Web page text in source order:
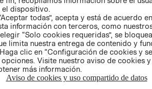
dispositivo.
todas”, acepta y está de acuerdo
información con terceros, como
“Solo cookies requeridas”, se
limita nuestra entrega de contenido y
clic en “Configuración de cookies y
opciones. Visite nuestro aviso de cookies
más información.
Aviso de cookies y uso compartido de datos